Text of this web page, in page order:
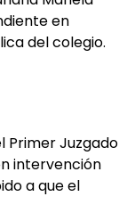
en
del colegio.
Primer Juzgado
intervención
a que el